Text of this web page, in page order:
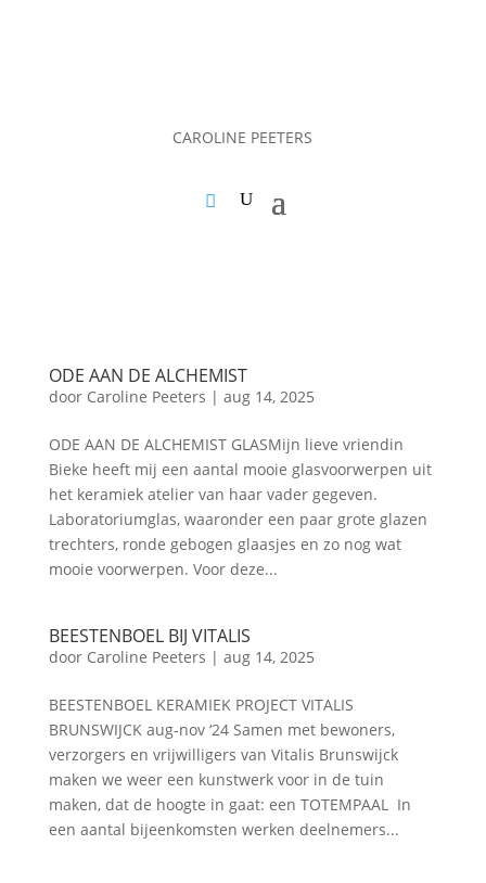
CAROLINE PEETERS
ODE AAN DE ALCHEMIST
door Caroline Peeters | aug 14, 2025
ODE AAN DE ALCHEMIST GLASMijn lieve vriendin
Bieke heeft mij een aantal mooie glasvoorwerpen uit
het keramiek atelier van haar vader gegeven.
Laboratoriumglas, waaronder een paar grote glazen
trechters, ronde gebogen glaasjes en zo nog wat
mooie voorwerpen. Voor deze...
BEESTENBOEL BIJ VITALIS
door Caroline Peeters | aug 14, 2025
BEESTENBOEL KERAMIEK PROJECT VITALIS
BRUNSWIJCK aug-nov ‘24 Samen met bewoners,
verzorgers en vrijwilligers van Vitalis Brunswijck
maken we weer een kunstwerk voor in de tuin
maken, dat de hoogte in gaat: een TOTEMPAAL In
een aantal bijeenkomsten werken deelnemers...